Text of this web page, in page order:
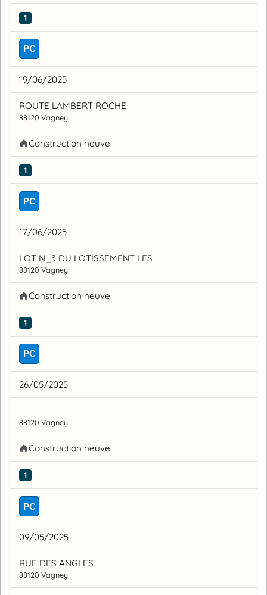
1
PC
19/06/2025
ROUTE LAMBERT ROCHE
88120 Vagney
Construction neuve
1
PC
17/06/2025
LOT N_3 DU LOTISSEMENT LES
88120 Vagney
Construction neuve
1
PC
26/05/2025
88120 Vagney
Construction neuve
1
PC
09/05/2025
RUE DES ANGLES
88120 Vagney